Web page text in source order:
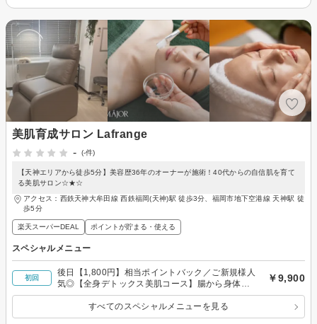
美肌育成サロン Lafrange
-
(-件)
【天神エリアから徒歩5分】美容歴36年のオーナーが施術！40代からの自信肌を育て
る美肌サロン☆★☆
アクセス：西鉄天神大牟田線 西鉄福岡(天神)駅 徒歩3分、福岡市地下空港線 天神駅 徒
歩5分
楽天スーパーDEAL ポイントが貯まる・使える
スペシャルメニュー
初回
後日【1,800円】相当ポイントバック／ご新規様人
気◎【全身デトックス美肌コース】腸から身体を
整える＋美肌フェイシャルで透明感あるつや肌に
￥9,900
すべてのスペシャルメニューを見る